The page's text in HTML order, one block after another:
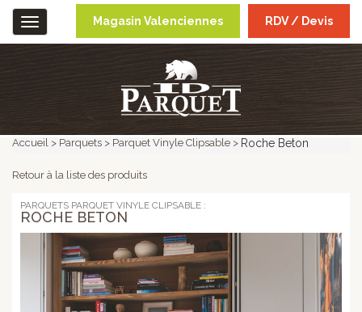
Accueil Parquets Parquet Vinyle Clipsable Roche Beton
Retour à la liste des produits
PARQUETS PARQUET VINYLE CLIPSABLE :
ROCHE BETON
Menu Magasin Valenciennes RDV / Devis